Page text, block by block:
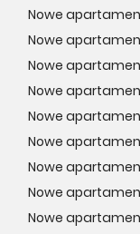
Nowe
Nowe
Nowe
Nowe
Nowe
Nowe
Nowe
Nowe
Nowe